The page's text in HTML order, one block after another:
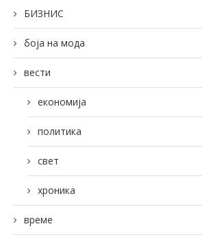
БИЗНИС
боја на мода
вести
економија
политика
свет
хроника
време